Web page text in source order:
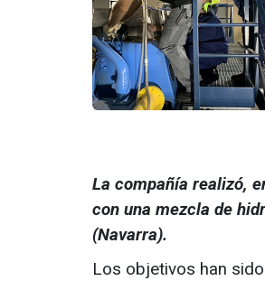
La compañía realizó,
con una mezcla de
(Navarra).
Los objetivos han